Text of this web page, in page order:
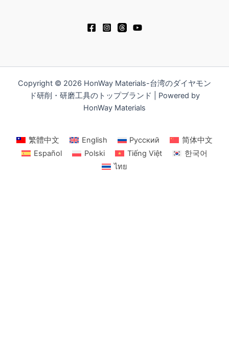
Copyright © 2026 HonWay Materials-台湾のダイヤモン
ド研削・研磨工具のトップブランド | Powered by
HonWay Materials
繁體中文 English Русский
简体中文
Español
Polski Tiếng Việt
한국어
ไทย